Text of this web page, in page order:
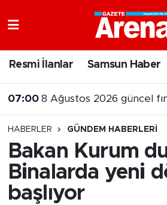
Resmi İlanlar Samsun Haber
07:00 8 Ağustos 2026 güncel
HABERLER GÜNDEM HABERLERI
Bakan Kurum
Binalarda yeni
başlıyor
Samsun Namaz Vakitleri
Süper Lig Puan Durumu
Tüm Manşetler